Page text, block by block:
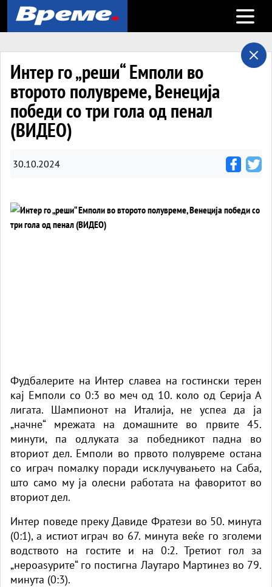
Open
Интер го „реши“ Емполи во
второто полувреме, Венеција
победи со три гола од пенал
(ВИДЕО)
30.10.2024
Фудбалерите на Интер славеа на гостински терен
кај Емполи со 0:3 во меч од 10. коло од Серија А
лигата. Шампионот на Италија, не успеа да ја
„начне“ мрежата на домашните во првите 45.
минути, па одлуката за победникот падна во
вториот дел. Емполи во првото полувреме остана
со играч помалку поради исклучувањето на Саба,
што само му ја олесни работата на фаворитот во
вториот дел.
Интер поведе преку Давиде Фратези во 50. минута
(0:1), а истиот играч во 67. минута веќе го зголеми
водството на гостите и на 0:2. Третиот гол за
„нероаѕурите“ го постигна Лаутаро Мартинез во 79.
минута (0:3).